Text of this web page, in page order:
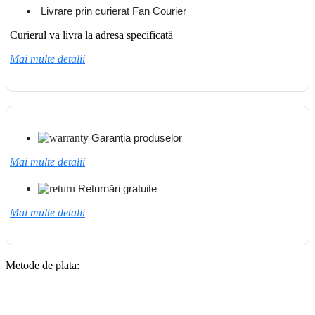
Livrare prin curierat Fan Courier
Curierul va livra la adresa specificată
Mai multe detalii
Garanția produselor
Mai multe detalii
Returnări gratuite
Mai multe detalii
Metode de plata: